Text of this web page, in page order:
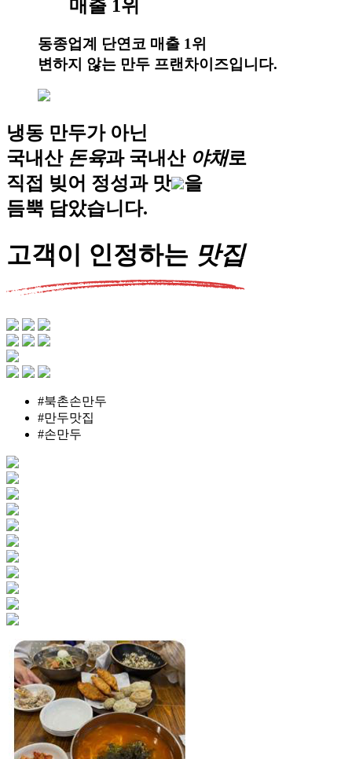
매출 1위
동종업계 단연코 매출 1위
변하지 않는 만두 프랜차이즈입니다.
냉동 만두가 아닌
국내산 돈육과 국내산 야채로
직접 빚어 정성과 맛
을
듬뿍 담았습니다.
고객이 인정하는 맛집
#북촌손만두
#만두맛집
#손만두